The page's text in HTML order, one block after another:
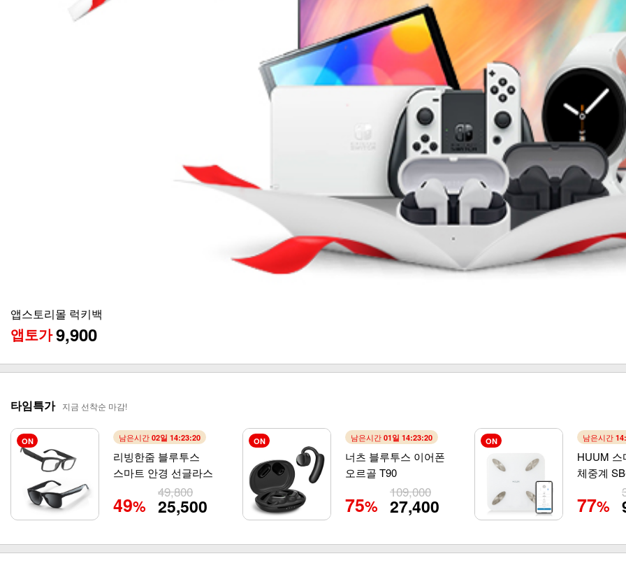
앤루시 비스톰 스탠드 써큘레이터 ASF-200A
65% 44,800
타임특가 지금 선착순 마감!
ON 남은시간 02일 14:23:19
리빙한줌 블루투스
스마트 안경 선글라스
49%
49,800
25,500
ON 남은시간 01일 14:23:19
너츠 블루투스 이어폰
오르골 T90
75%
109,000
27,400
ON 남은시간
HUUM 스
체중계
77%